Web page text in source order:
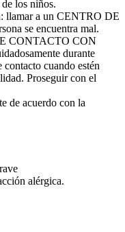
los niños.
llamar a un CENTRO DE
se encuentra mal.
CONTACTO CON
durante
cuando estén
Proseguir con el
de acuerdo con la
alérgica.